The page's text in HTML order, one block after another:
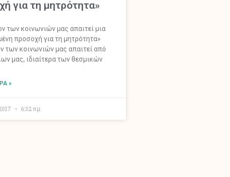
για τη μητρότητα»
των κοινωνιών μας απαιτεί μια
προσοχή για τη μητρότητα»
των κοινωνιών μας απαιτεί από
μας, ιδιαίτερα των θεσμικών
»
6:32 πμ